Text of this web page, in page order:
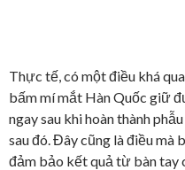
Thực tế, có một điều khá
bấm mí mắt Hàn Quốc giữ
ngay sau khi hoàn thành
sau đó. Đây cũng là điều
đảm bảo kết quả từ bàn tay